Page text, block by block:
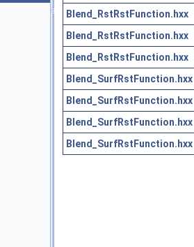
Blend_RstRstFunction.hxx
Blend_RstRstFunction.hxx
Blend_RstRstFunction.hxx
Blend_SurfRstFunction.hxx
Blend_SurfRstFunction.hxx
Blend_SurfRstFunction.hxx
Blend_SurfRstFunction.hxx